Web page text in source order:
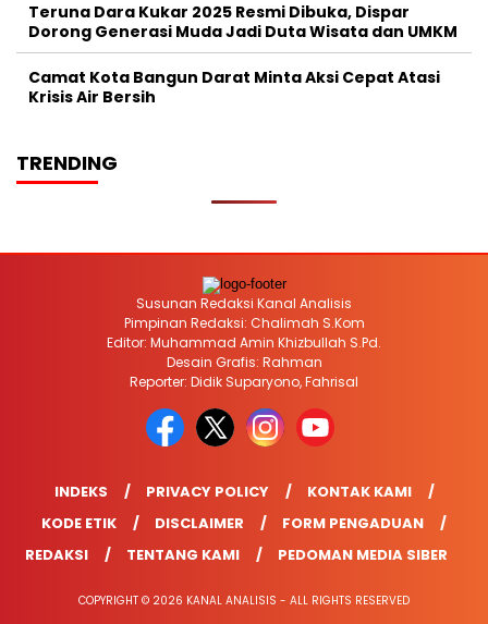
Teruna Dara Kukar 2025 Resmi Dibuka, Dispar
Dorong Generasi Muda Jadi Duta Wisata dan UMKM
Camat Kota Bangun Darat Minta Aksi Cepat Atasi
Krisis Air Bersih
TRENDING
Susunan Redaksi Kanal Analisis
Pimpinan Redaksi: Chalimah S.Kom
Editor: Muhammad Amin Khizbullah S.Pd.
Desain Grafis: Rahman
Reporter: Didik Suparyono, Fahrisal
INDEKS PRIVACY POLICY
KONTAK KAMI
KODE ETIK
DISCLAIMER
FORM PENGADUAN
REDAKSI
TENTANG KAMI PEDOMAN MEDIA SIBER
COPYRIGHT © 2026 KANAL ANALISIS - ALL RIGHTS RESERVED